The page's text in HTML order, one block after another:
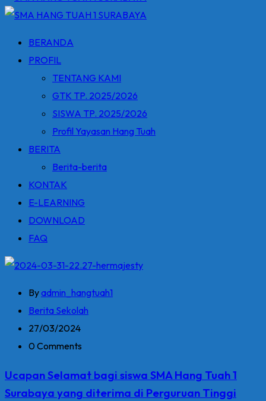
BERANDA
PROFIL
TENTANG KAMI
GTK TP. 2025/2026
SISWA TP. 2025/2026
Profil Yayasan Hang Tuah
BERITA
Berita-berita
KONTAK
E-LEARNING
DOWNLOAD
FAQ
Byadmin_hangtuah1
Berita Sekolah
27/03/2024
0 Comments
Ucapan Selamat bagi siswa SMA Hang Tuah 1
Surabaya yang diterima di Perguruan Tinggi